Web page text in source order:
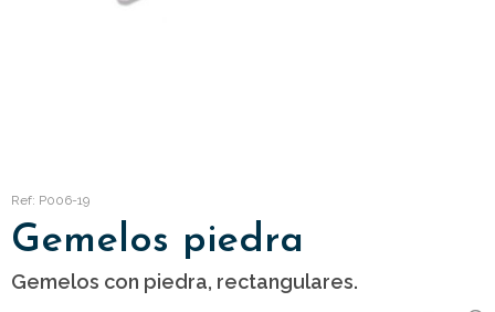
Ref: P006-19
Gemelos piedra
Gemelos con piedra, rectangulares.